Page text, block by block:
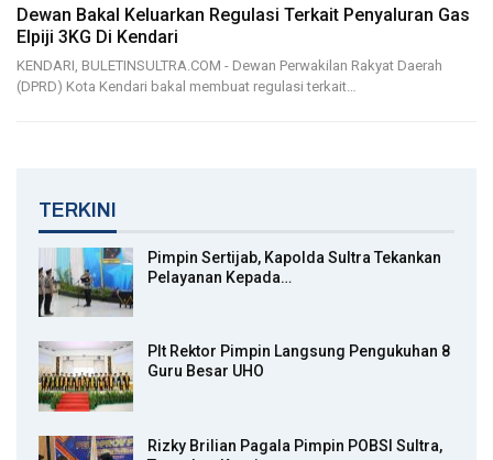
Dewan Bakal Keluarkan Regulasi Terkait Penyaluran Gas
Elpiji 3KG Di Kendari
KENDARI, BULETINSULTRA.COM - Dewan Perwakilan Rakyat Daerah
(DPRD) Kota Kendari bakal membuat regulasi terkait…
TERKINI
Pimpin Sertijab, Kapolda Sultra Tekankan
Pelayanan Kepada…
Plt Rektor Pimpin Langsung Pengukuhan 8
Guru Besar UHO
Rizky Brilian Pagala Pimpin POBSI Sultra,